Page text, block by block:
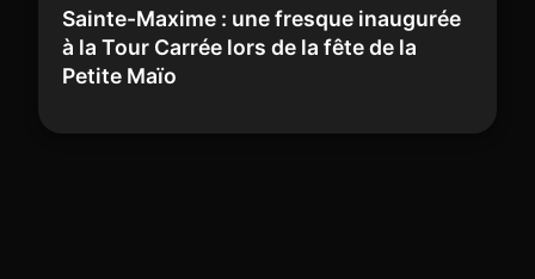
Sainte-Maxime : une fresque inaugurée
à la Tour Carrée lors de la fête de la
Petite Maïo